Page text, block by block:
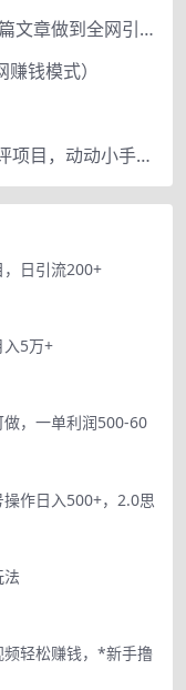
网创公众号个人ip项目，仅用一篇文章做到全网引流！
钱模式）
《188个赚钱项目-183》有驾车评项目，动动小手，复制粘贴赚44元！
日引流200+
入5万+
，一单利润500-60
作日入500+，2.0思
轻松赚钱，*新手撸